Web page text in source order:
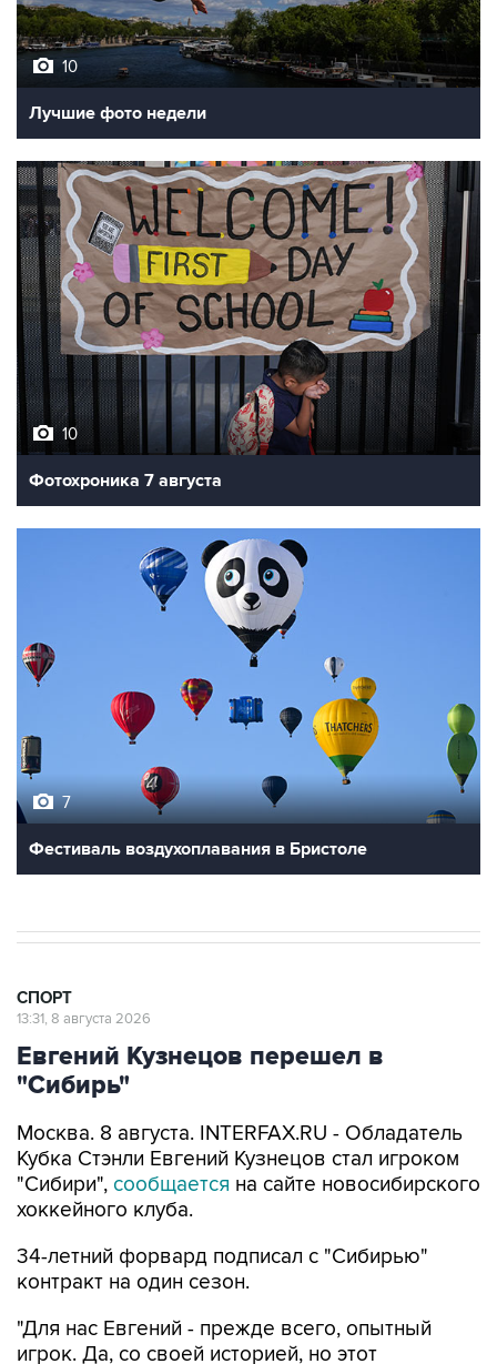
10
Лучшие фото недели
10
Фотохроника 7 августа
7
Фестиваль воздухоплавания в Бристоле
СПОРТ
13:31, 8 августа 2026
Евгений Кузнецов перешел в
"Сибирь"
Москва. 8 августа. INTERFAX.RU - Обладатель
Кубка Стэнли Евгений Кузнецов стал игроком
"Сибири", сообщается на сайте новосибирского
хоккейного клуба.
34-летний форвард подписал с "Сибирью"
контракт на один сезон.
"Для нас Евгений - прежде всего, опытный
игрок. Да, со своей историей, но этот